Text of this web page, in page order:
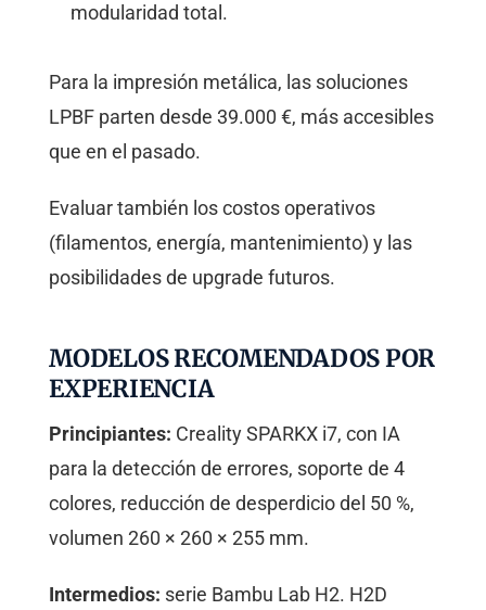
modularidad total.
Para la impresión metálica, las soluciones
LPBF parten desde 39.000 €, más accesibles
que en el pasado.
Evaluar también los costos operativos
(filamentos, energía, mantenimiento) y las
posibilidades de upgrade futuros.
MODELOS RECOMENDADOS POR
EXPERIENCIA
Principiantes: Creality SPARKX i7, con IA
para la detección de errores, soporte de 4
colores, reducción de desperdicio del 50 %,
volumen 260 × 260 × 255 mm.
Intermedios: serie Bambu Lab H2. H2D